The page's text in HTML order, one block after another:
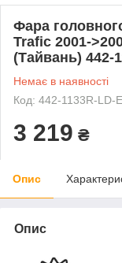
Фара
Trafic 2001-
(Тайвань) 442-
Немає в наявності
Код: 442-1133R-LD-
3 219 ₴
Опис
Опис